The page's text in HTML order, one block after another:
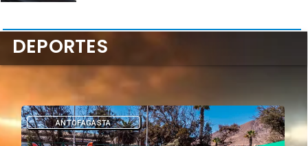
DEPORTES
DEPORTES